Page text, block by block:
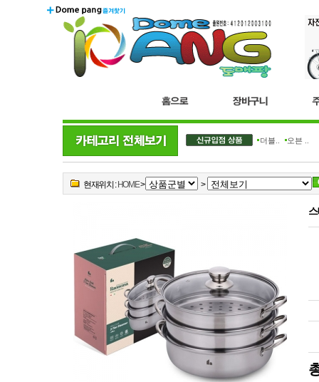
더블.. 오븐 ..
현재위치 : HOME> >